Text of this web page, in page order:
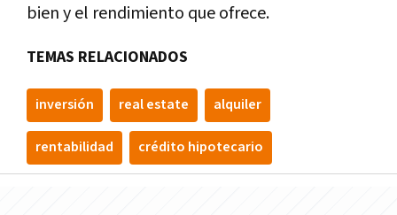
bien y el rendimiento que ofrece.
TEMAS RELACIONADOS
inversión real estate alquiler
rentabilidad crédito hipotecario